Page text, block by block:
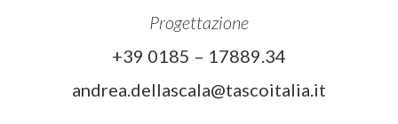
Progettazione
+39 0185 – 17889.34
andrea.dellascala@tascoitalia.it